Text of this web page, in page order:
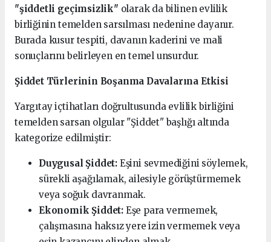
"şiddetli geçimsizlik" olarak da bilinen evlilik
birliğinin temelden sarsılması nedenine dayanır.
Burada kusur tespiti, davanın kaderini ve mali
sonuçlarını belirleyen en temel unsurdur.
Şiddet Türlerinin Boşanma Davalarına Etkisi
Yargıtay içtihatları doğrultusunda evlilik birliğini
temelden sarsan olgular "Şiddet" başlığı altında
kategorize edilmiştir:
Duygusal Şiddet:Eşini sevmediğini söylemek,
sürekli aşağılamak, ailesiyle görüştürmemek
veya soğuk davranmak.
Ekonomik Şiddet:Eşe para vermemek,
çalışmasına haksız yere izin vermemek veya